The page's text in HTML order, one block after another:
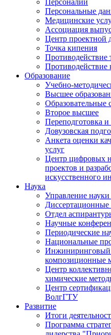
Персоналии
Персональные
Медицинские
Ассоциация
Центр проектной
Точка кипения
Противодействие
Противодействие
Образование
Учебно-
Высшее
Образовательные
Второе высшее
Переподготовка
Довузовская
Анкета оценки
услуг
Центр цифровых
проектов и
искусственного
Наука
Управление
Диссертационные
Отдел
Научные
Периодические
Национальные
композиционные
Центр
химические
Центр
ВолгГТУ
Развитие
Итоги
Программа